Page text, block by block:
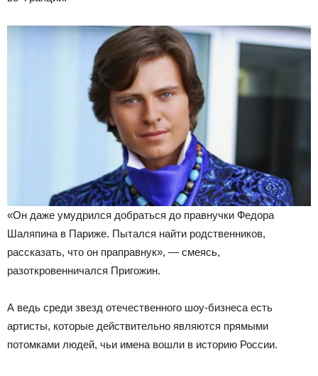
«Он даже умудрился добраться до правнучки Федора
Шаляпина в Париже. Пытался найти родственников,
рассказать, что он праправнук», — смеясь,
разоткровенничался Пригожин.
А ведь среди звезд отечественного шоу-бизнеса есть
артисты, которые действительно являются прямыми
потомками людей, чьи имена вошли в историю России.